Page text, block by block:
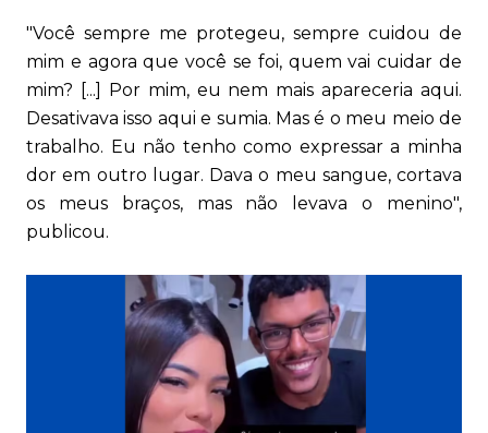
"Você sempre me protegeu, sempre cuidou de
mim e agora que você se foi, quem vai cuidar de
mim? [...] Por mim, eu nem mais apareceria aqui.
Desativava isso aqui e sumia. Mas é o meu meio de
trabalho. Eu não tenho como expressar a minha
dor em outro lugar. Dava o meu sangue, cortava
os meus braços, mas não levava o menino",
publicou.